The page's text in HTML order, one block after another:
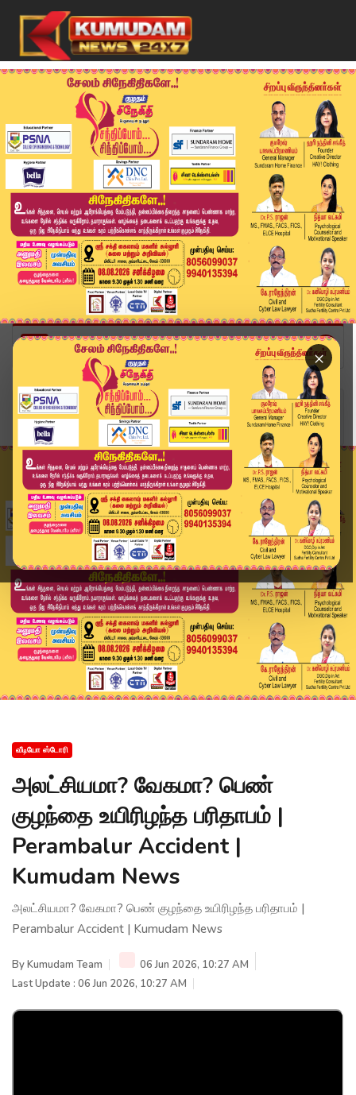
×
Home
வீடியோ ஸ்டோரி
அலட்சியமா? வேகமா? பெண் குழந்தை உயிரிழந்த பரிதாப...
வீடியோ ஸ்டோரி
அலட்சியமா? வேகமா? பெண்
குழந்தை உயிரிழந்த பரிதாபம் |
Perambalur Accident |
Kumudam News
அலட்சியமா? வேகமா? பெண் குழந்தை உயிரிழந்த பரிதாபம் |
Perambalur Accident | Kumudam News
ByKumudam Team
06 Jun 2026, 10:27 AM
Last Update : 06 Jun 2026, 10:27 AM